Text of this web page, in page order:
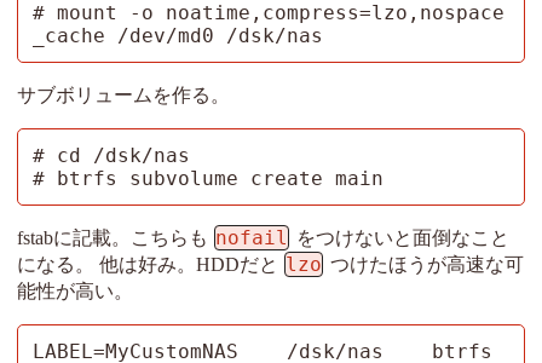
# mount -o noatime,compress=lzo,nospace
_cache /dev/md0 /dsk/nas
サブボリュームを作る。
# cd /dsk/nas
# btrfs subvolume create main
fstabに記載。こちらも nofail
をつけないと面倒なこと
になる。 他は好み。HDDだと lzo つけたほうが高速な可
能性が高い。
LABEL=MyCustomNAS    /dsk/nas    btrfs